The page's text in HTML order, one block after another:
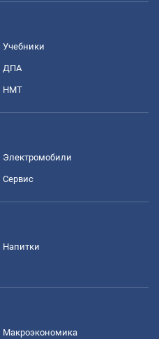
Учебники
ДПА
НМТ
Электромобили
Сервис
Напитки
Mакроэкономика